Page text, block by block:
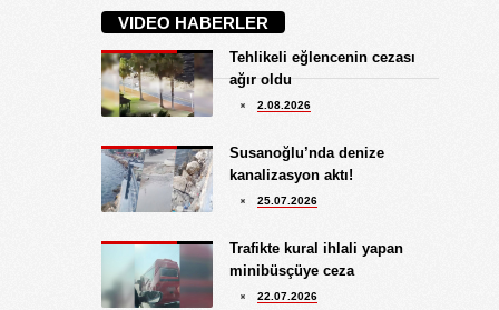
İŞGALCİ GÖRÜNÜMLÜ HALK!
Koray Ünlü
10.09.2024
BATSIN BU DÜNYA
Yüksel Ekici
4.08.2026
KIRMIZI MÜREKKEP!...
3.08.2026
DAHA NE OLMASINI
BEKLİYORSUNUZ?
VIDEO HABERLER
Tehlikeli eğlencenin cezası
ağır oldu
2.08.2026
Susanoğlu’nda denize
kanalizasyon aktı!
25.07.2026
Trafikte kural ihlali yapan
minibüsçüye ceza
22.07.2026